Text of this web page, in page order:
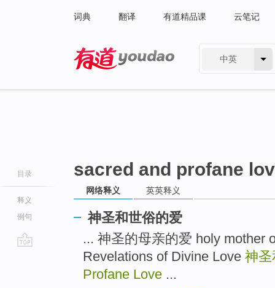
词典 翻译 有道精品课 云笔记
中英
目录
释义
例句
sacred and profane
网络释义 英英释义
神圣和世俗的爱
... 神圣的母亲的爱 holy mother
Revelations of Divine Love 神
Profane Love ...